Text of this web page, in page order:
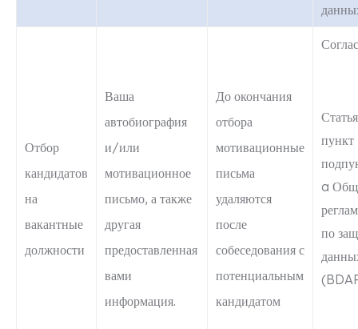
Отбор
кандидатов
на
вакантные
должности
Ваша
автобиография
и/или
мотивационное
письмо, а также
другая
предоставленная
вами
информация.
До окончания
отбора
мотивационные
письма
удаляются
после
собеседования с
потенциальным
кандидатом
пункт
a
по